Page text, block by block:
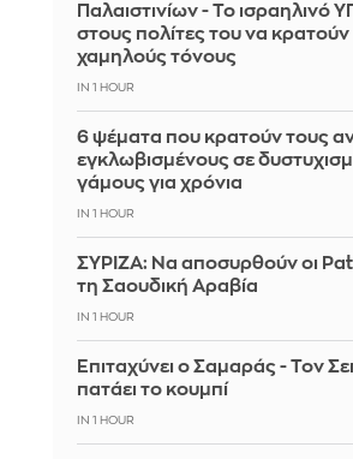
Παλαιστινίων - Το ισραηλινό
στους πολίτες του να κρατούν
χαμηλούς τόνους
IN 1 HOUR
6 ψέματα που κρατούν τους
εγκλωβισμένους σε
γάμους για χρόνια
IN 1 HOUR
ΣΥΡΙΖΑ: Να αποσυρθούν οι
τη Σαουδική Αραβία
IN 1 HOUR
Επιταχύνει ο Σαμαράς - Τον
πατάει το κουμπί
IN 1 HOUR